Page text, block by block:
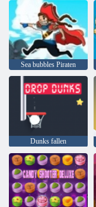
Sea bubbles Piraten
Dunks fallen